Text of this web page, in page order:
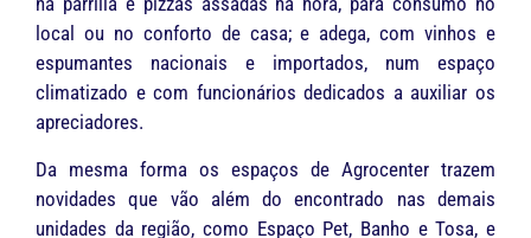
local ou no conforto de casa; e adega, com vinhos e
espumantes nacionais e importados, num espaço
climatizado e com funcionários dedicados a auxiliar os
apreciadores.
Da mesma forma os espaços de Agrocenter trazem
novidades que vão além do encontrado nas demais
unidades da região, como Espaço Pet, Banho e Tosa, e